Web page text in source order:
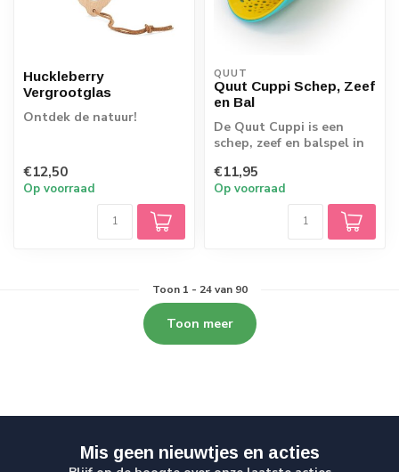
Huckleberry
Vergrootglas
Ontdek de natuur!
€12,50
Op voorraad
QUUT
Quut Cuppi Schep, Zeef
en Bal
De Quut Cuppi is een
schep, zeef en balspel in
mogelijkheden. M...
€11,95
Op voorraad
Toon 1 - 24van 90
Toon meer
Mis geen nieuwtjes en acties